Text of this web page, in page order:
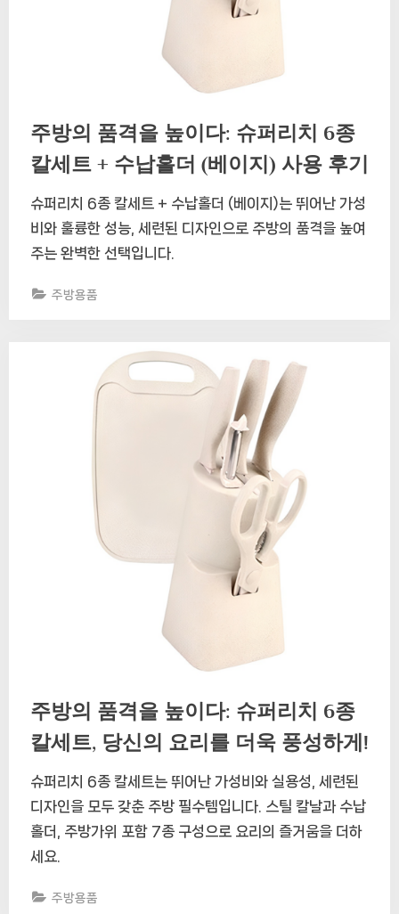
주방의 품격을 높이다: 슈퍼리치 6종
칼세트 + 수납홀더 (베이지) 사용 후기
슈퍼리치 6종 칼세트 + 수납홀더 (베이지)는 뛰어난 가성
비와 훌륭한 성능, 세련된 디자인으로 주방의 품격을 높여
주는 완벽한 선택입니다.
주방용품
주방의 품격을 높이다: 슈퍼리치 6종
칼세트, 당신의 요리를 더욱 풍성하게!
슈퍼리치 6종 칼세트는 뛰어난 가성비와 실용성, 세련된
디자인을 모두 갖춘 주방 필수템입니다. 스틸 칼날과 수납
홀더, 주방가위 포함 7종 구성으로 요리의 즐거움을 더하
세요.
주방용품